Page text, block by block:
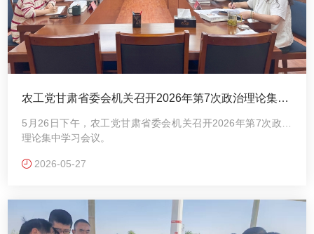
农工党甘肃省委会机关召开2026年第7次政治理论集中
学习会议
5月26日下午，农工党甘肃省委会机关召开2026年第7次政治
理论集中学习会议。
2026-05-27